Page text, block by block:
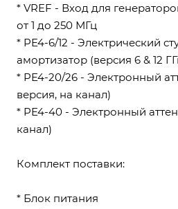
* VREF - Вход для
от 1 до 250 МГц
* PE4-6/12 - Электрический
амортизатор (версия 6 & 12
* PE4-20/26 - Электронный
версия, на канал)
* PE4-40 - Электронный
канал)
Комплект поставки:
* Блок питания